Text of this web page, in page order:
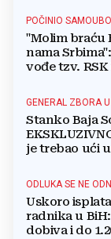
POČINIO
"Molim braću
nama
vođe tzv.
GENERAL ZBORA
Stanko Baja
je trebao ući
Bršadina
ODLUKA SE NE
Uskoro isplata
radnika u
dobiva i do